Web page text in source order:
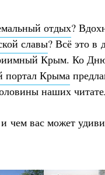
отдых?
славы? Всё это в
Крым. Ко
портал Крыма
наших
чем вас может